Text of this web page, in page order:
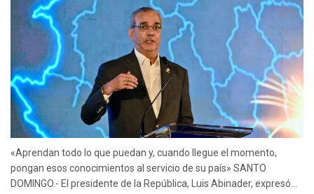
«Aprendan todo lo que puedan y, cuando llegue el momento,
pongan esos conocimientos al servicio de su país» SANTO
DOMINGO.- El presidente de la República, Luis Abinader, expresó...